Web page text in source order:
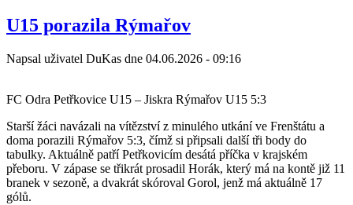
U15 porazila Rýmařov
Napsal uživatel DuKas dne 04.06.2026 - 09:16
FC Odra Petřkovice U15 – Jiskra Rýmařov U15 5:3
Starší žáci navázali na vítězství z minulého utkání ve Frenštátu a
doma porazili Rýmařov 5:3, čímž si připsali další tři body do
tabulky. Aktuálně patří Petřkovicím desátá příčka v krajském
přeboru. V zápase se třikrát prosadil Horák, který má na kontě již 11
branek v sezoně, a dvakrát skóroval Gorol, jenž má aktuálně 17
gólů.